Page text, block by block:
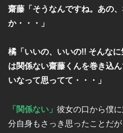
齋藤「そうなんですね。あの
か・・・」
橘「いいの、いいの!! そんな
は関係ない齋藤くんを巻き込
いなって思ってて・・・」
「関係ない」 彼女の口から僕
分自身もさっき思ったことだ